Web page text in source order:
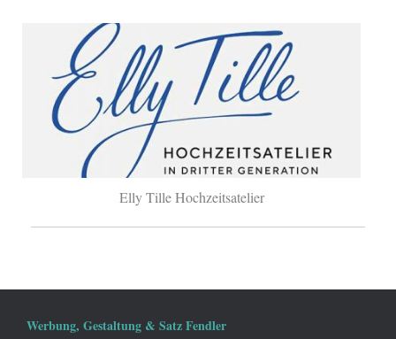
Elly Tille Hochzeitsatelier
Werbung, Gestaltung & Satz Fendler